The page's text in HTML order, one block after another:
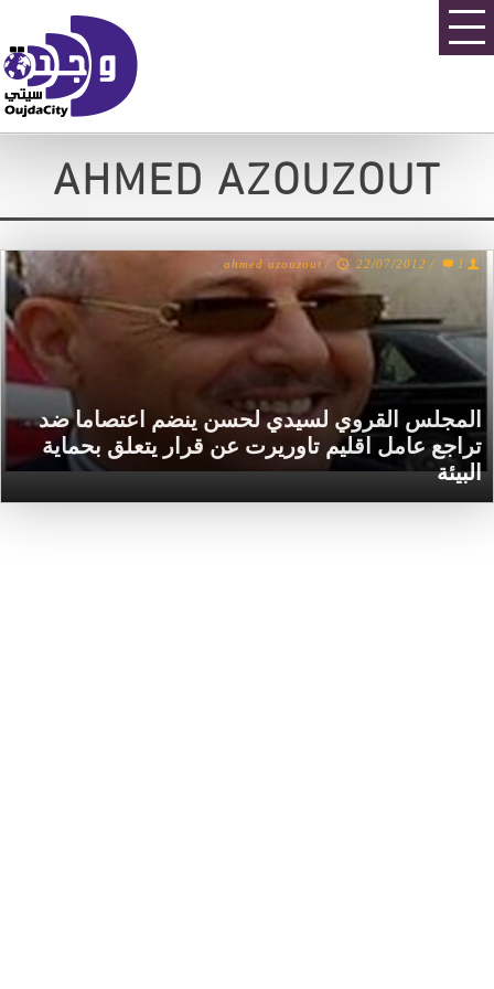
AHMED AZOUZOUT
المجلس القروي لسيدي لحسن ينضم اعتصاما ضد
تراجع عامل اقليم تاوريرت عن قرار يتعلق بحماية
البيئة
ahmed azouzout / 22/07/2012 / 1